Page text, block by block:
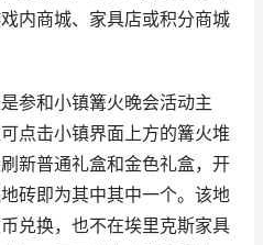
内商城、家具店或积分商城
参和小镇篝火晚会活动主
点击小镇界面上方的篝火堆
新普通礼盒和金色礼盒，开
砖即为其中其中一个。该地
兑换，也不在埃里克斯家具